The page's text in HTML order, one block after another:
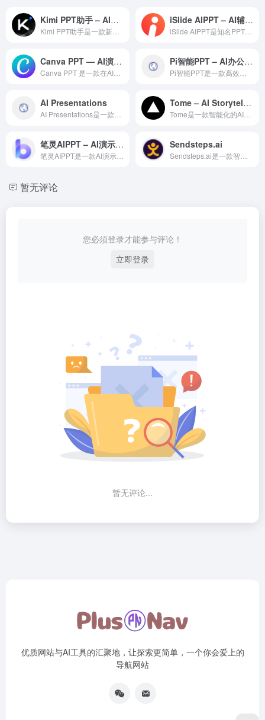
Kimi PPT助手 – AI办公工具 iSlide AIPPT – AI辅助PPT设计插件
Canva PPT — AI演示文稿领域的专业 AI 工具 Pi智能PPT – AI办公工具
AI Presentations Tome – AI Storytelling
笔灵AIPPT – AI演示文稿创作助手 Sendsteps.ai
暂无评论
您必须登录才能参与评论！
立即登录
暂无评论...
优质网站与AI工具的汇聚地，让探索更简单，一个你会爱上的
导航网站